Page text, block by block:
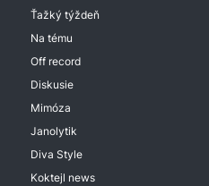
Ťažký týždeň
Na tému
Off record
Diskusie
Mimóza
Janolytik
Diva Style
Koktejl news